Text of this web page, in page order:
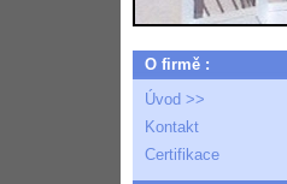
O firmě :
Úvod >>
Kontakt
Certifikace